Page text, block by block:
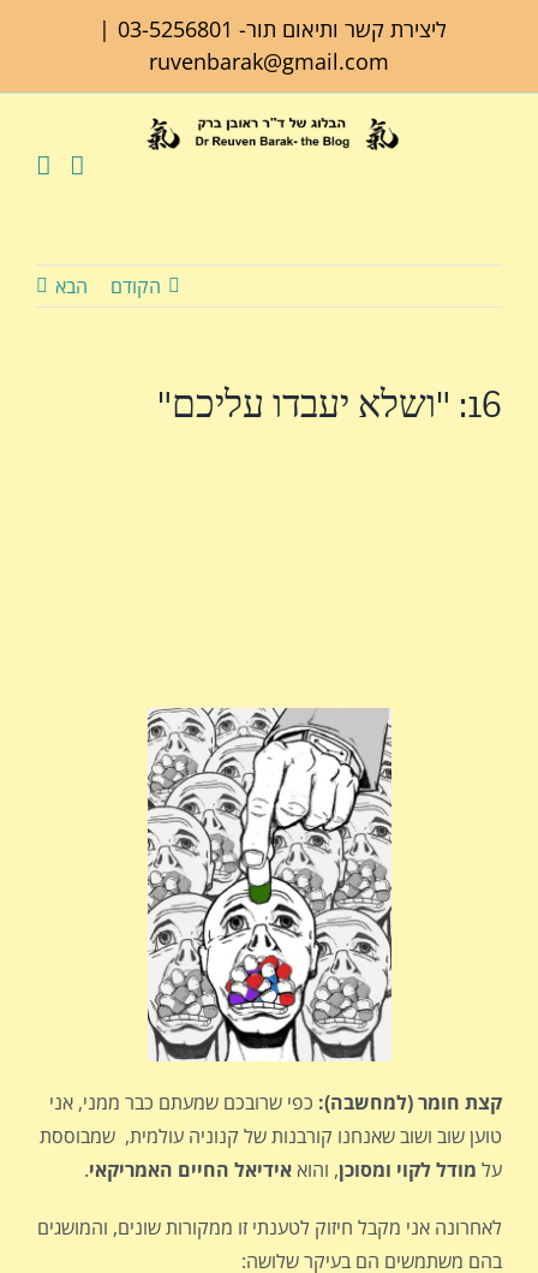
ליצירת קשר ותיאום תור- 03-5256801
|
ruvenbarak@gmail.com
הקודם הבא
16: "ושלא יעבדו עליכם"
קצת חומר (למחשבה): כפי שרובכם שמעתם כבר ממני, אני
טוען שוב ושוב שאנחנו קורבנות של קנוניה עולמית, שמבוססת
על מודל לקוי ומסוכן, והוא אידיאל החיים האמריקאי.
לאחרונה אני מקבל חיזוק לטענתי זו ממקורות שונים, והמושגים
בהם משתמשים הם בעיקר שלושה: